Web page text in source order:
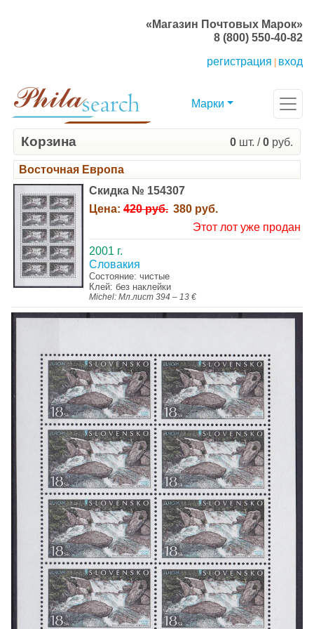
«Магазин Почтовых Марок»
8 (800) 550-40-82
регистрация
вход
Марки
Корзина 0 шт. /0 руб.
Восточная Европа
Скидка № 154307
Цена: 420 руб. 380 руб.
Этот лот уже продан
2001 г.
Словакия
Состояние: чистые
Клей: без наклейки
Michel: Мл.лист 394 – 13 €